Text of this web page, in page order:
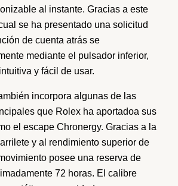
al instante. Gracias a este
se ha presentado una solicitud
decuenta atrás se
mediante el pulsador inferior,
intuitiva yfácil de usar.
incorporaalgunas de las
que Rolex haaportadoa sus
el escape Chronergy. Gracias a la
y al rendimiento superior de
posee una reserva de
72 horas. El calibre